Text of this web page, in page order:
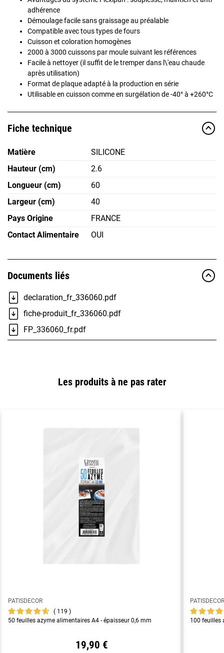
adhérence
Démoulage facile sans graissage au préalable
Compatible avec tous types de fours
Cuisson et coloration homogènes
2000 à 3000 cuissons par moule suivant les références
Facile à nettoyer (il suffit de le tremper dans l\'eau chaude
après utilisation)
Format de plaque adapté à la production en série
Utilisable en cuisson comme en surgélation de -40° à +260°C
Fiche technique
Matière
SILICONE
Hauteur (cm)
2.6
Longueur (cm)
60
Largeur (cm)
40
Pays Origine
FRANCE
Contact Alimentaire
OUI
Documents liés
declaration_fr_336060.pdf
fiche-produit_fr_336060.pdf
FP_336060_fr.pdf
Les produits à ne pas rater
PATISDECOR
119
50 feuilles azyme alimentaires A4 - épaisseur 0,6 mm
19,90 €
100 feuilles